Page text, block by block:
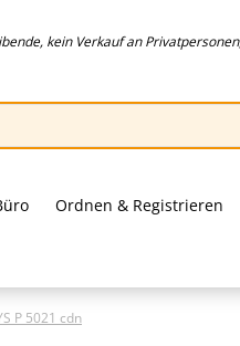
kein Verkauf an
Ordnen & Registrieren
P 5021 cdn